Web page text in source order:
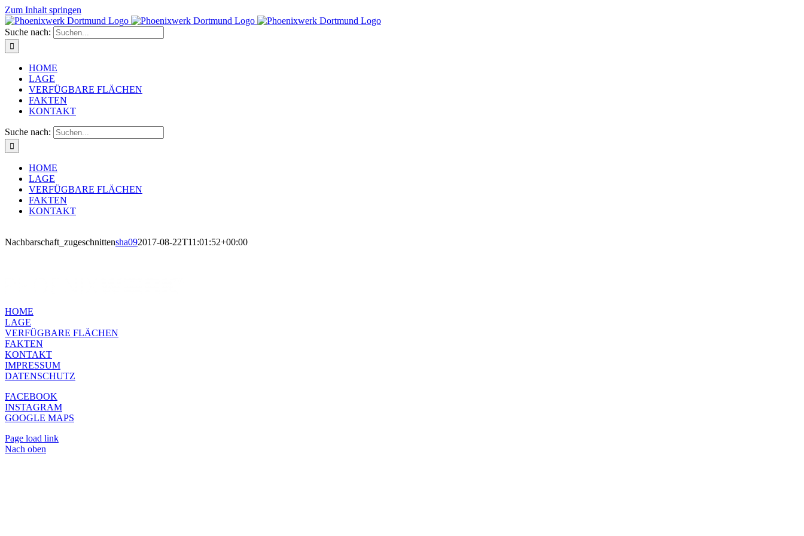
Zum Inhalt springen
Suche nach:
HOME
LAGE
VERFÜGBARE FLÄCHEN
FAKTEN
KONTAKT
Suche nach:
HOME
LAGE
VERFÜGBARE FLÄCHEN
FAKTEN
KONTAKT
Nachbarschaft_zugeschnittensha092017-08-22T11:01:52+00:00
HOME
LAGE
VERFÜGBARE FLÄCHEN
FAKTEN
KONTAKT
IMPRESSUM
DATENSCHUTZ
FACEBOOK
INSTAGRAM
GOOGLE MAPS
Page load link
Nach oben